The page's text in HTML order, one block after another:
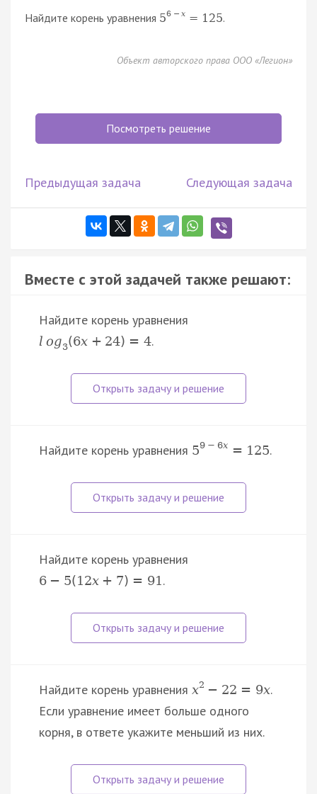
Найдите корень уравнения 56 − x = 125.
Объект авторского права ООО «Легион»
Посмотреть решение
Предыдущая задача Следующая задача
Вместе с этой задачей также решают:
Найдите корень уравнения
l og3(6x + 24) = 4.
Найдите корень уравнения 59 − 6x = 125.
Найдите корень уравнения
6 − 5(12x + 7) = 91 .
Найдите корень уравнения x2 − 22 = 9x.
Если уравнение имеет больше одного
корня, в ответе укажите меньший из них.